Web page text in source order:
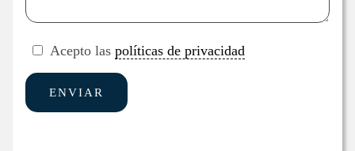
Acepto las políticas de privacidad